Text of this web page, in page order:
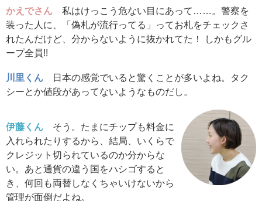
かえでさん 私はけっこう危ない目にあって……。警察を
装った人に、「偽札が流行ってる」ってお札をチェックさ
れたんだけど、分からないように抜かれてた！ しかもグル
ープ全員!!
川里くん
日本の感覚でいると驚くことが多いよね。タク
シーとか値段があってないようなものだし。
伊藤くん そう。たまにチップも料金に
入れられたりするから、結局、いくらで
クレジット切られているのか分からな
い。あと通貨の違う国をハシゴすると
き、何回も両替しなくちゃいけないから
管理が面倒だよね。